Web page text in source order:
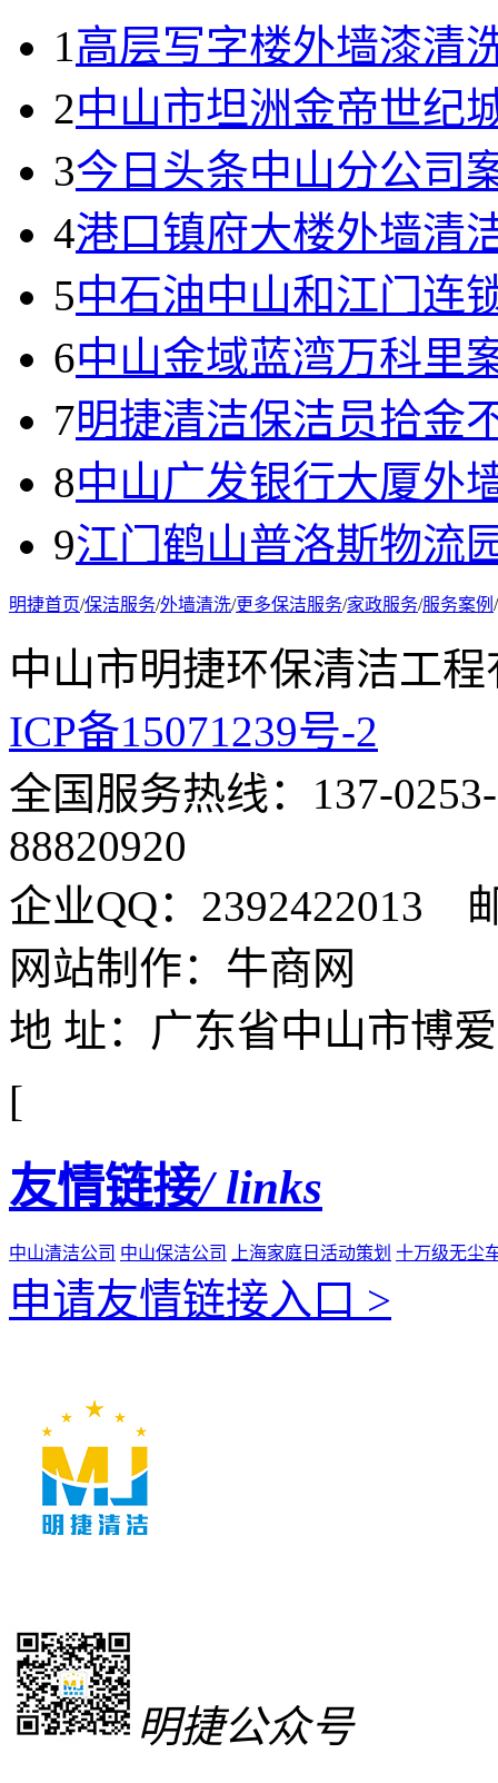
1 高层写字楼外墙漆清
2中山市坦洲金帝世纪
3今日头条中山分公司
4港口镇府大楼外墙清
5中石油中山和江门连
6中山金域蓝湾万科里
7明捷清洁保洁员拾金
8中山广发银行大厦外
9江门鹤山普洛斯物流
明捷首页/保洁服务/外墙清洗/更多保洁服务/家政服务/服务案例 /
中山市明捷环保清洁
ICP备15071239号-2
全国服务热线：137-
88820920
企业QQ：2392422013
网站制作：牛商网
地 址：广东省中山市博
[
友情链接/ links
中山清洁公司 中山保洁公司 上海家庭日活动策划 十万级无尘
申请友情链接入口 >
明捷公众号